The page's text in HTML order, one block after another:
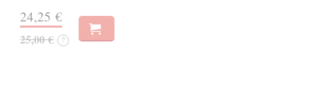
24,25 €
25,00 € ?